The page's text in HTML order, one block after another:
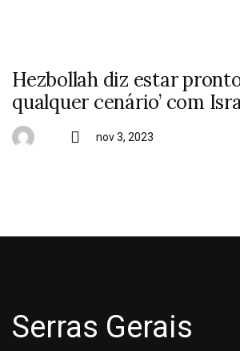
Hezbollah diz estar
qualquer cenário’ com
nov 3, 2023
Serras Gerais